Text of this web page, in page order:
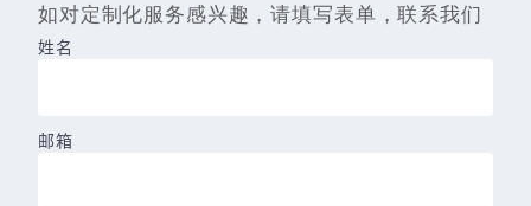
如对定制化服务感兴趣，请填写表单，联系我们
姓名
邮箱